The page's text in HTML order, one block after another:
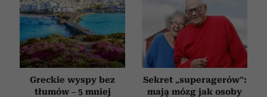
Greckie wyspy bez
tłumów – 5 mniej
Sekret „superagerów”:
mają mózg jak osoby